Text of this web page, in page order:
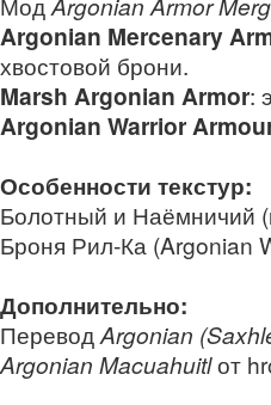
Argonian Mercenary
хвостовой брони.
Marsh Argonian Armor:
Argonian Warrior
Особенности текстур:
Болотный и Наёмничий
Броня Рил‑Ка (Argonian
Дополнительно:
ПереводArgonian
Argonian Macuahuitlот